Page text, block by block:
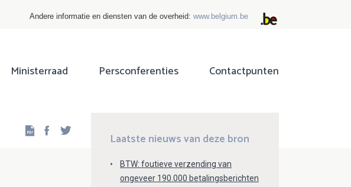
Andere informatie en diensten van de overheid: www.belgium.be
Ministerraad Persconferenties Contactpunten
Facebook
Laatste nieuws van deze bron
BTW: foutieve verzending van
ongeveer 190.000 betalingsberichten